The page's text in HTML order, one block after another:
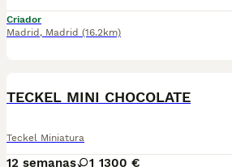
Criador
Madrid , Madrid (16.2km)
TECKEL MINI CHOCOLATE
Teckel Miniatura
12 semanas 1 1300 €